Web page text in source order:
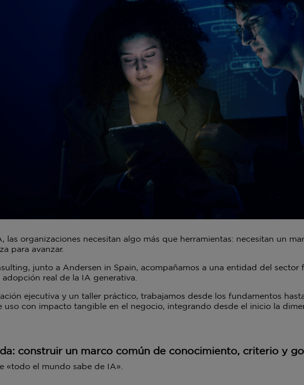
las organizaciones necesitan algo más que herramientas: necesitan un
para avanzar.
junto a Andersen in Spain, acompañamos a una entidad del
real de la IA generativa.
ejecutiva y un taller práctico, trabajamos desde los fundamentos
uso con impacto tangible en el negocio, integrando desde el inicio la
construir un marco común de conocimiento, criterio y
«todo el mundo sabe de IA».